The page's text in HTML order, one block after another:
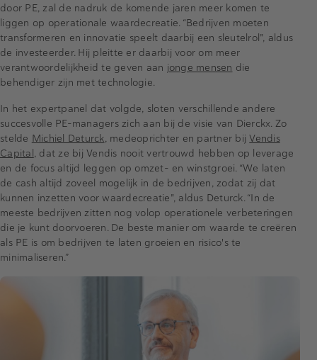
door PE, zal de nadruk de komende jaren meer komen te
liggen op operationale waardecreatie. “Bedrijven moeten
transformeren en innovatie speelt daarbij een sleutelrol", aldus
de investeerder. Hij pleitte er daarbij voor om meer
verantwoordelijkheid te geven aan jonge mensen die
behendiger zijn met technologie.
In het expertpanel dat volgde, sloten verschillende andere
succesvolle PE-managers zich aan bij de visie van Dierckx. Zo
stelde Michiel Deturck, medeoprichter en partner bijVendis
Capital, dat ze bij Vendis nooit vertrouwd hebben op leverage
en de focus altijd leggen op omzet- en winstgroei. “We laten
de cash altijd zoveel mogelijk in de bedrijven, zodat zij dat
kunnen inzetten voor waardecreatie", aldus Deturck. “In de
meeste bedrijven zitten nog volop operationele verbeteringen
die je kunt doorvoeren. De beste manier om waarde te creëren
als PE is om bedrijven te laten groeien en risico's te
minimaliseren.”